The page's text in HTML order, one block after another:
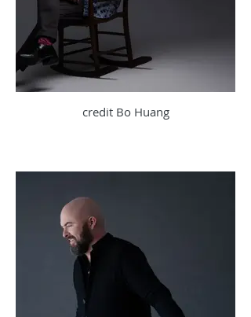
credit Bo Huang